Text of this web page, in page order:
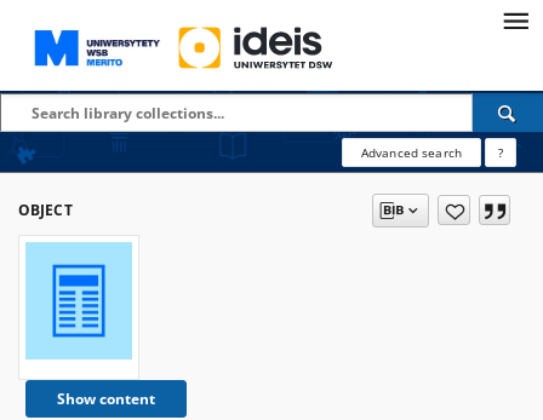
Advanced search ?
OBJECT
Show content